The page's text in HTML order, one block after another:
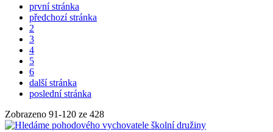
první stránka
předchozí stránka
2
3
4
5
6
další stránka
poslední stránka
Zobrazeno 91-120 ze 428